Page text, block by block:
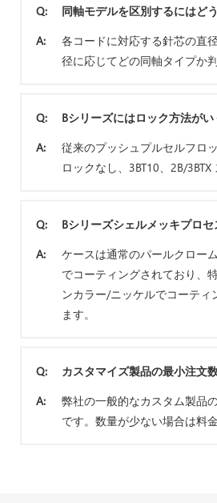
Q:
同軸モデルを区別するにはど
A:
各コードに対応する針芯の直
径に応じてどの同軸タイプか
Q:
Bシリーズにはロック方法が
A:
従来のプッシュプルセルフロ
ロックなし、3BT10、2B/3BTX
Q:
Bシリーズシェルメッキプロ
A:
ケースは通常のパールクロー
でコーティングされており、
ンカラー/ニッケルでコーティ
ます。
Q:
カスタマイズ製品の最小注文
A:
弊社の一般的なカスタム製品
です。数量が少ない場合は料